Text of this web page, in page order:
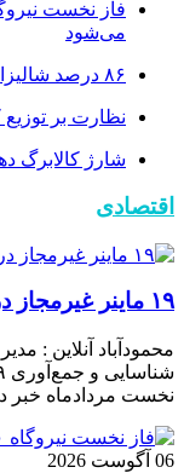
می‌شود
۸۶ درصد شالیزارها به‌صورت مکانیزه نشاءکاری می‌شوند
نظارت بر
شارژ کالابرگ
اقتصادی
۱۹ ماینر غیرمجاز در مازندران از مدار خارج شد
محمودآباد آنلاین :
نخست مردادماه خبر
06 آگوست 2026